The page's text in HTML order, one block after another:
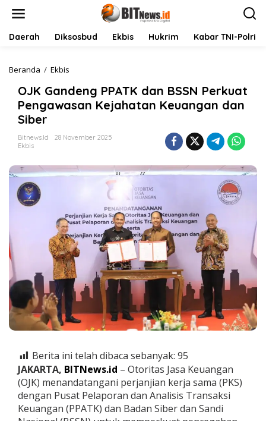
Daerah Diksosbud Ekbis Hukrim Kabar TNI-Polri
Beranda / Ekbis
K
G
a
d
g
P
K
a
n
B
S
S
N
P
e
r
a
t
P
n
g
OJK Gandeng PPATK dan BSSN Perkuat
Pengawasan Kejahatan Keuangan dan
Siber
Bitnews.id
28 November 2025
Ekbis
Berita ini telah dibaca sebanyak: 95
JAKARTA, BITNews.id – Otoritas Jasa Keuangan
(OJK) menandatangani perjanjian kerja sama (PKS)
dengan Pusat Pelaporan dan Analisis Transaksi
Keuangan (PPATK) dan Badan Siber dan Sandi